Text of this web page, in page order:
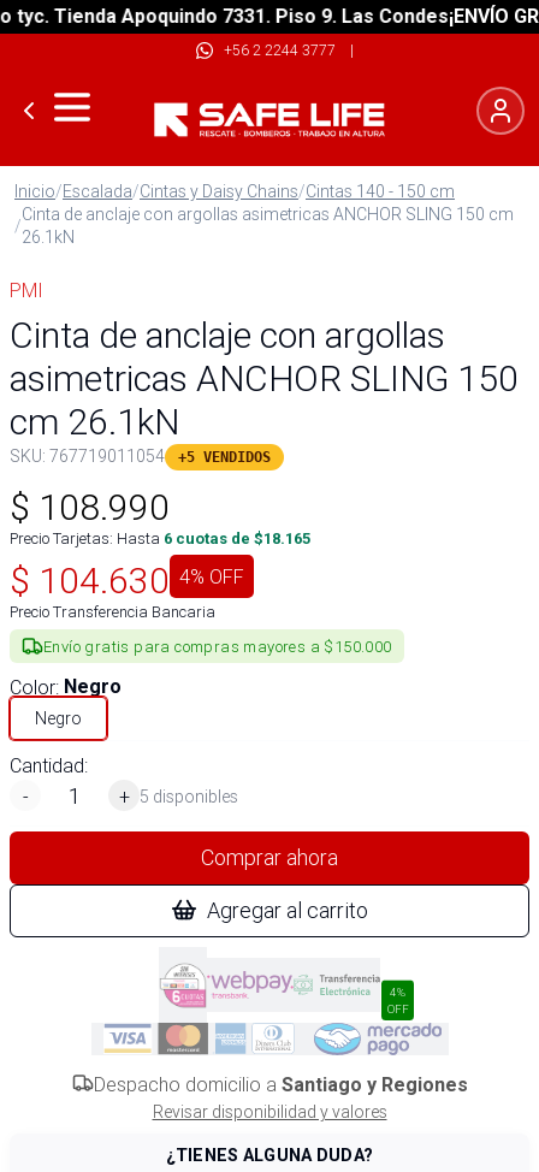
Tienda Apoquindo 7331. Piso 9. Las Condes¡ENVÍO
+56 2 2244 3777 |
Inicio/Escalada/Cintas y Daisy Chains/Cintas 140 - 150 cm
/
Cinta de anclaje con argollas asimetricas ANCHOR SLING 150 cm
26.1kN
PMI
Cinta de anclaje con argollas
asimetricas ANCHOR SLING 150
cm 26.1kN
SKU: 767719011054 +5 VENDIDOS
$ 108.990
Precio Tarjetas: Hasta 6 cuotas de $18.165
$ 104.630 4% OFF
Precio Transferencia Bancaria
Envío gratis para compras mayores a $150.000
Color: Negro
Negro
Cantidad:
-
+ 5 disponibles
Comprar ahora
Agregar al carrito
4%
OFF
Despacho domicilio a Santiago y Regiones
Revisar disponibilidad y valores
¿TIENES ALGUNA DUDA?